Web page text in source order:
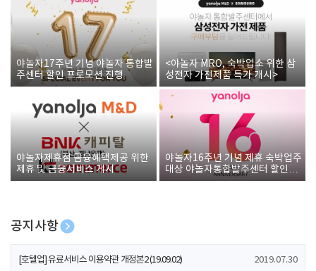
야놀자17주년 기념 야놀자 통합발
주센터 할인 프로모션 진행
<야놀자 MRO, 숙박업소 위한 삼
성전자 가전제품 특가 개시>
야놀자제휴점 금융혜택제공 위한
제휴 및 금융서비스 게시
야놀자16주년 기념 제휴 숙박업주
대상 야놀자통합발주센터 할인쿠
폰 증정
공지사항
[호텔업] 개인정보 처리방침 개정본1 (19.09.02)
[호텔업] 유료서비스 이용약관 개정본2 (19.09.02) 2019.07.30